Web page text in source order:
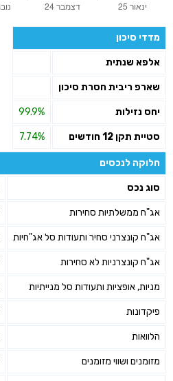
מדדי סיכון
אלפא שנתית
שארפ ריבית חסרת סיכון
יחס נזילות 99.9%
סטיית תקן 12 חודשים 7.74%
חלוקה לנכסים
סוג נכס
אג"ח ממשלתיות סחירות
אג"ח קונצרני סחיר ותעודות סל אג"חיות
אג"ח קונצרניות לא סחירות
מניות, אופציות ותעודות סל מנייתיות
פיקדונות
הלוואות
מזומנים ושווי מזומנים